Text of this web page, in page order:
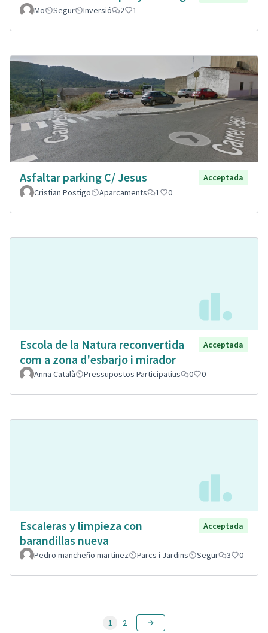
Mo
Segur Inversió 2 1
Asfaltar parking C/ Jesus
Acceptada
Cristian Postigo
Aparcaments 1 0
Escola de la Natura reconvertida
com a zona d'esbarjo i mirador
Acceptada
Anna Català Pressupostos Participatius 0 0
Escaleras y limpieza con
barandillas nueva
Acceptada
Pedro mancheño martinez Parcs i Jardins Segur 3 0
1 2